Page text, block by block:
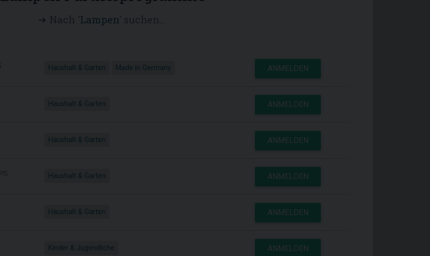
Lampen
Haushalt & Garten Made in Germany ANMELDEN
Haushalt & Garten ANMELDEN
Haushalt & Garten ANMELDEN
Haushalt & Garten ANMELDEN
Haushalt & Garten ANMELDEN
Kinder & Jugendliche ANMELDEN